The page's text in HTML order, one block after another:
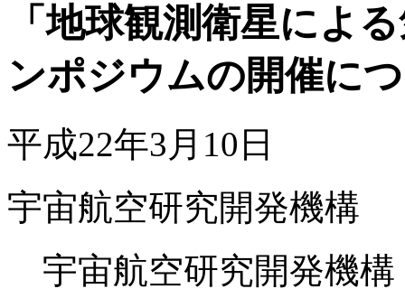
「地球観測衛星によ
ンポジウムの開催に
平成22年3月10日
宇宙航空研究開発機構
宇宙航空研究開発機構